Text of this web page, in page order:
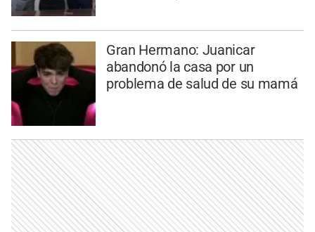
Gran Hermano: Juanicar
abandonó la casa por un
problema de salud de su mamá